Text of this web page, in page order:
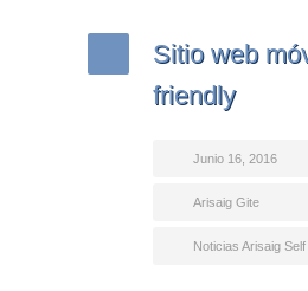
Sitio web
friendly
Junio 16, 2016
Arisaig Gite
Noticias Arisaig